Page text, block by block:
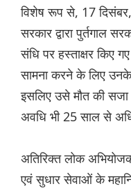
विशेष रूप से, 17
सरकार द्वारा पुर्तगाल
संधि पर हस्ताक्षर किए
सामना करने के लिए उनके
इसलिए उसे मौत की
अवधि भी 25 साल से
अतिरिक्त लोक
एवं सुधार सेवाओं के